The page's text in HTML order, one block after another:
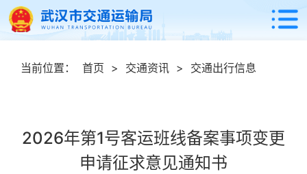
当前位置： 首页 > 交通资讯 > 交通出行信息
2026年第1号客运班线备案事项变更
申请征求意见通知书